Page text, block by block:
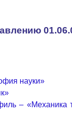
науки»
– «Механика